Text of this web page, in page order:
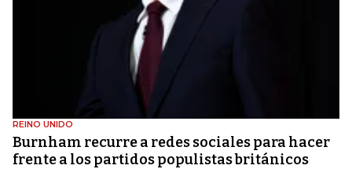
REINO UNIDO
Burnham recurre a redes sociales para hacer
frente a los partidos populistas británicos